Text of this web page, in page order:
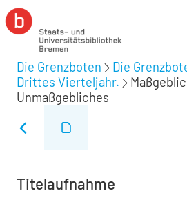
Die Grenzboten Die
Drittes Vierteljahr.
Unmaßgebliches
Titelaufnahme